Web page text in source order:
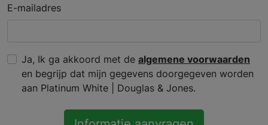
E-mailadres
Ja, Ik ga akkoord met de algemene voorwaarden
en begrijp dat mijn gegevens doorgegeven worden
aan Platinum White | Douglas & Jones.